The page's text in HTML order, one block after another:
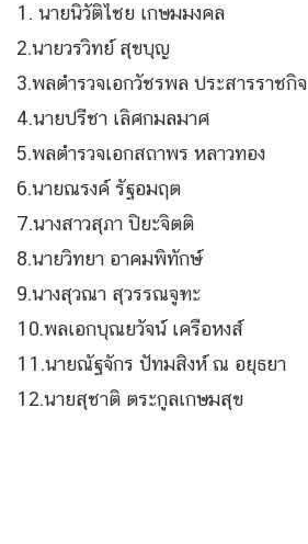
1. นายนิวัติไชย เกษมมงคล
2.นายวรวิทย์ สุขบุญ
3.พลตำรวจเอกวัชรพล ประสารราชกิจ
4.นายปรีชา เลิศกมลมาศ
5.พลตำรวจเอกสถาพร หลาวทอง
6.นายณรงค์ รัฐอมฤต
7.นางสาวสุภา ปิยะจิตติ
8.นายวิทยา อาคมพิทักษ์
9.นางสุวณา สุวรรณจูฑะ
10.พลเอกบุณยวัจน์ เครือหงส์
11.นายณัฐจักร ปัทมสิงห์ ณ อยุธยา
12.นายสุชาติ ตระกูลเกษมสุข